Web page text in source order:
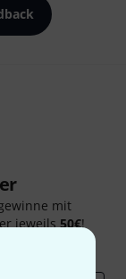
mit
jeweils50€!